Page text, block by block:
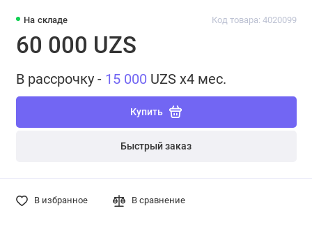
На складе Код товара: 4020099
60 000 UZS
В рассрочку - 15 000 UZS x4 мес.
Купить
Быстрый заказ
В избранное В сравнение